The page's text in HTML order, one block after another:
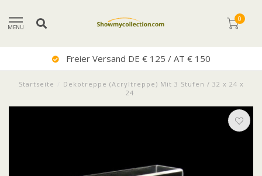
MENU
0
Freier Versand DE € 125 / AT € 150
Startseite
Dekotreppe (Acryltreppe) Mit 3 Stufen / 32 x 24 x
24